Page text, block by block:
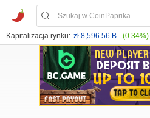
Kapitalizacja rynku: zł 8,596.56 B (0.34%)